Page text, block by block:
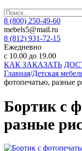
8 (800) 250-49-60
mebels5@mail.ru
8 (812) 931-72-15
Ежедневно
с 10.00 до 19.00
КАК ЗАКАЗАТЬ
Главная/Детская
фотопечатью, разные
Бортик с
разные